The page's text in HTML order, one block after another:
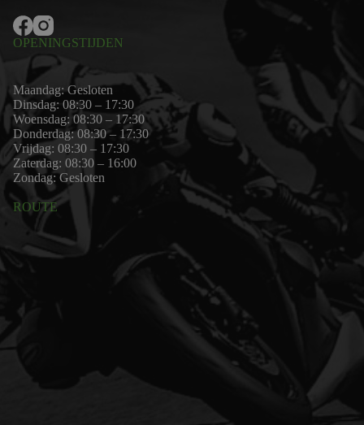
OPENINGSTIJDEN
Maandag: Gesloten
Dinsdag: 08:30 – 17:30
Woensdag: 08:30 – 17:30
Donderdag: 08:30 – 17:30
Vrijdag: 08:30 – 17:30
Zaterdag: 08:30 – 16:00
Zondag: Gesloten
ROUTE